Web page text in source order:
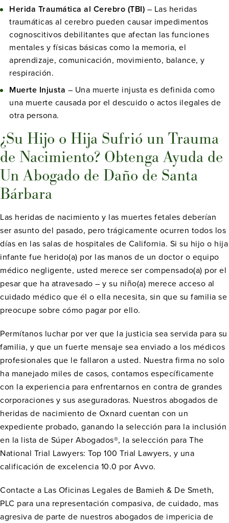
Herida Traumática al Cerebro (TBI) – Las heridas
traumáticas al cerebro pueden causar impedimentos
cognoscitivos debilitantes que afectan las funciones
mentales y físicas básicas como la memoria, el
aprendizaje, comunicación, movimiento, balance, y
respiración.
Muerte Injusta – Una muerte injusta es definida como
una muerte causada por el descuido o actos ilegales de
otra persona.
¿Su Hijo o Hija Sufrió un Trauma
de Nacimiento? Obtenga Ayuda de
Un Abogado de Daño de Santa
Bárbara
Las heridas de nacimiento y las muertes fetales deberían
ser asunto del pasado, pero trágicamente ocurren todos los
días en las salas de hospitales de California. Si su hijo o hija
infante fue herido(a) por las manos de un doctor o equipo
médico negligente, usted merece ser compensado(a) por el
pesar que ha atravesado – y su niño(a) merece acceso al
cuidado médico que él o ella necesita, sin que su familia se
preocupe sobre cómo pagar por ello.
Permítanos luchar por ver que la justicia sea servida para su
familia, y que un fuerte mensaje sea enviado a los médicos
profesionales que le fallaron a usted. Nuestra firma no solo
ha manejado miles de casos, contamos específicamente
con la experiencia para enfrentarnos en contra de grandes
corporaciones y sus aseguradoras. Nuestros abogados de
heridas de nacimiento de Oxnard cuentan con un
expediente probado, ganando la selección para la inclusión
en la lista de Súper Abogados®, la selección para The
National Trial Lawyers: Top 100 Trial Lawyers, y una
calificación de excelencia 10.0 por Avvo.
Contacte a Las Oficinas Legales de Bamieh & De Smeth,
PLC para una representación compasiva, de cuidado, mas
agresiva de parte de nuestros abogados de impericia de